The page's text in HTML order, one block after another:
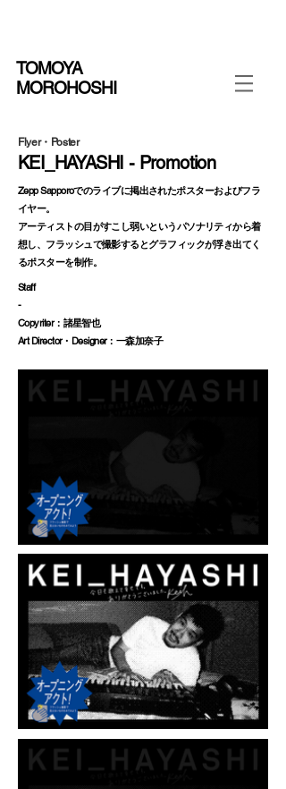
TOMOYA
MOROHOSHI
Flyer・Poster
KEI_HAYASHI - Promotion
Zepp Sapporoでのライブに掲出されたポスターおよびフラ
イヤー。
アーティストの目がすこし弱いというパソナリティから着
想し、フラッシュで撮影するとグラフィックが浮き出てく
るポスターを制作。
Staff
-
Copyriter：諸星智也
Art Director・Designer：一森加奈子